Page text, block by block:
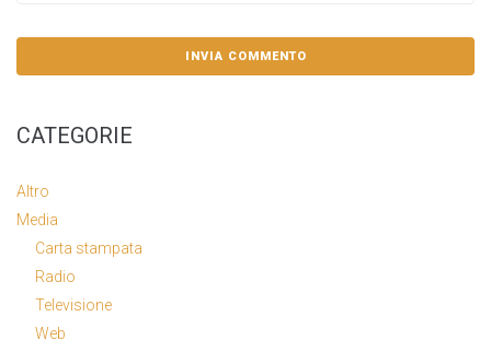
CATEGORIE
Altro
Media
Carta stampata
Radio
Televisione
Web